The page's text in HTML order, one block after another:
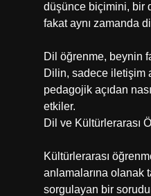
düşünce biçimini, bir
fakat aynı zamanda
Dil öğrenme, beynin
Dilin, sadece iletişim
pedagojik açıdan
etkiler.
Dil ve Kültürlerarası
Kültürlerarası
anlamalarına olanak
sorgulayan bir